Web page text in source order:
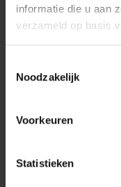
informatie die u aan
verzameld op basis
Noodzakelijk
Voorkeuren
Statistieken
Afvalinzamelaars,
Diepte
Duurzaam
Gewicht
Assortiment
Onze merken
Hammerlit
Contact